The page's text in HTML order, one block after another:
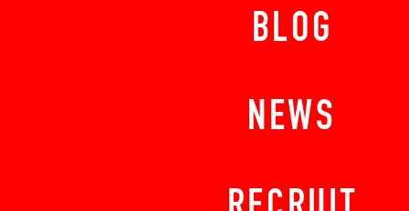
BLOG
NEWS